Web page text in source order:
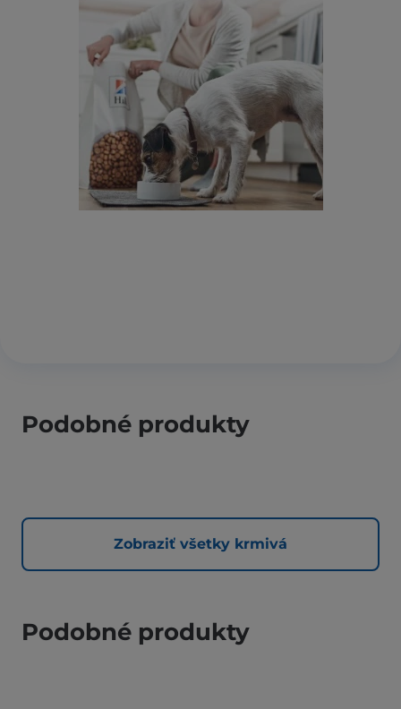
Podobné produkty
Zobraziť všetky krmivá
Podobné produkty